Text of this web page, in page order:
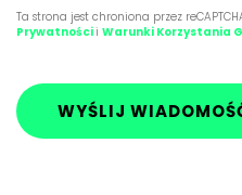
Ta strona jest chroniona przez
Prywatnościi Warunki Korzystania
WYŚLIJ